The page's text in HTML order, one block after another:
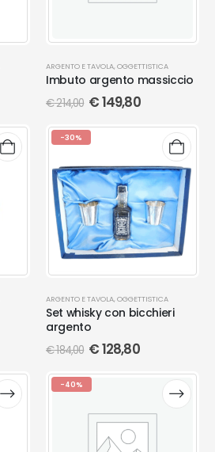
ARGENTO E TAVOLA, OGGETTISTICA
Imbuto argento massiccio
€214,00 €149,80
-30%
ARGENTO E TAVOLA, OGGETTISTICA
Set whisky con bicchieri
argento
€184,00 €128,80
-40%